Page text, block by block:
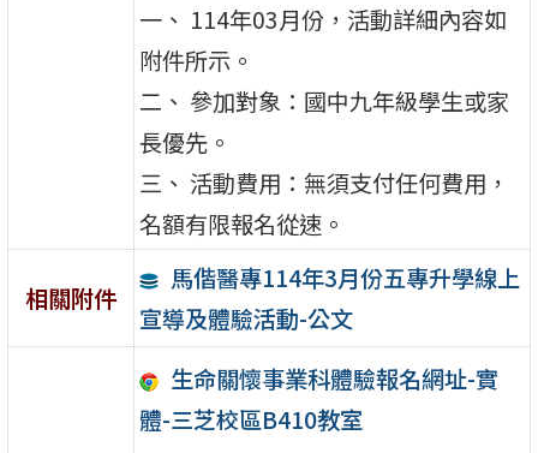
一、 114年03月份，活動詳細內容如
附件所示。
二、 參加對象：國中九年級學生或家
長優先。
三、 活動費用：無須支付任何費用，
名額有限報名從速。
相關附件
馬偕醫專114年3月份五專升學線上
宣導及體驗活動-公文
生命關懷事業科體驗報名網址-實
體-三芝校區B410教室